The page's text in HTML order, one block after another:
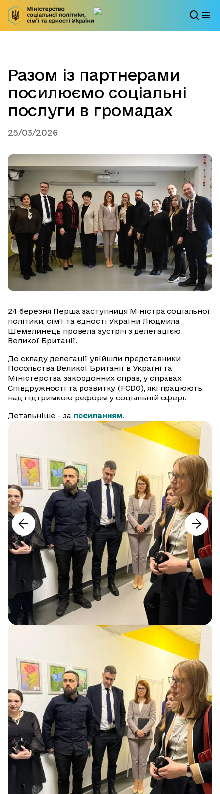
Разом із партнерами
посилюємо соціальні
послуги в громадах
25/03/2026
24 березня Перша заступниця Міністра соціальної
політики, сім’ї та єдності України Людмила
Шемелинець провела зустріч з делегацією
Великої Британії.
До складу делегації увійшли представники
Посольства Великої Британії в Україні та
Міністерства закордонних справ, у справах
Співдружності та розвитку (FCDO), які працюють
над підтримкою реформ у соціальній сфері.
Детальніше - за посиланням.